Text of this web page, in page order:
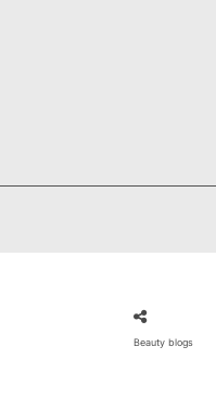
Beauty blogs